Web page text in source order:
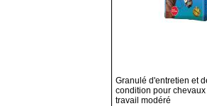
Granulé d'entretien et
condition pour
travail modéré